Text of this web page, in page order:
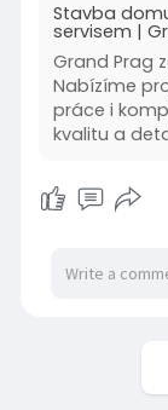
kvalitní a
vaše
https://
praha-2/
Stavba
servisem |
Grand Prag
Nabízíme
práce i
kvalitu a